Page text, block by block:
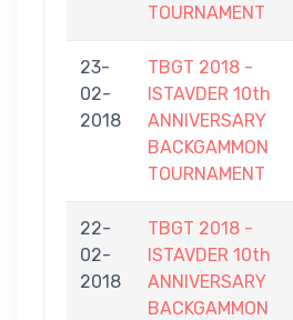
TOURNAMENT
23-
02-
2018
TBGT 2018 -
ISTAVDER 10th
ANNIVERSARY
BACKGAMMON
TOURNAMENT
22-
02-
2018
TBGT 2018 -
ISTAVDER 10th
ANNIVERSARY
BACKGAMMON